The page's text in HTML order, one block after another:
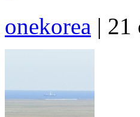
onekorea | 21